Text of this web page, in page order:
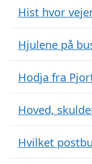
Hist hvor
Hjulene på
Hodja fra
Hoved,
Hvilket